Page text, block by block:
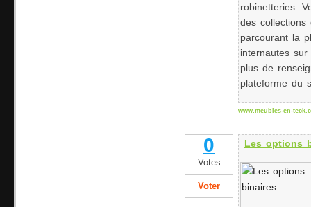
robinetteries.
des
parcourant la
internautes sur
plus de
plateforme du
www.meubles-en-
0
Votes
Voter
Les options